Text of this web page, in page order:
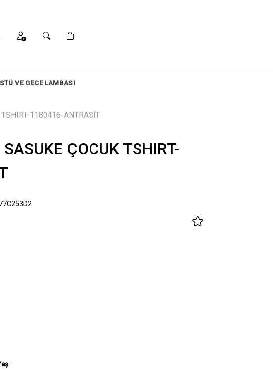
VE GECE LAMBASI
1180416-ANTRASİT
ÇOCUK TSHIRT-